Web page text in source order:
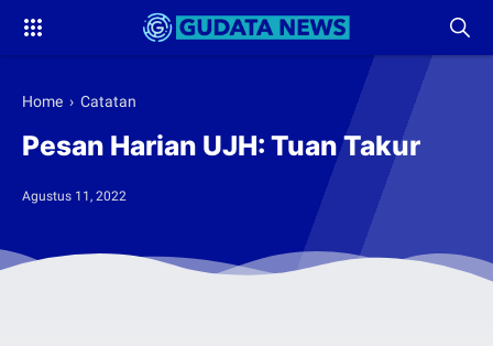
Home › Catatan
Pesan Harian UJH: Tuan Takur
Agustus 11, 2022